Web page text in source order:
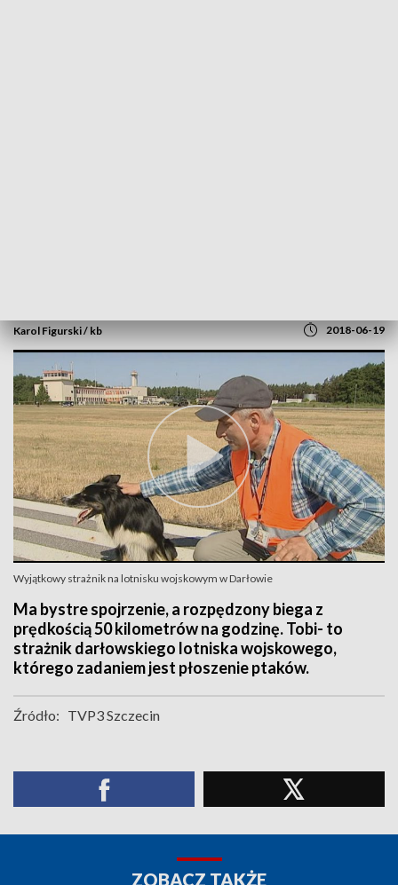
Karol Figurski / kb 2018-06-19
Wyjątkowy strażnik na lotnisku wojskowym w Darłowie
Ma bystre spojrzenie, a rozpędzony biega z
prędkością 50 kilometrów na godzinę. Tobi- to
strażnik darłowskiego lotniska wojskowego,
którego zadaniem jest płoszenie ptaków.
Źródło: TVP3 Szczecin
ZOBACZ TAKŻE